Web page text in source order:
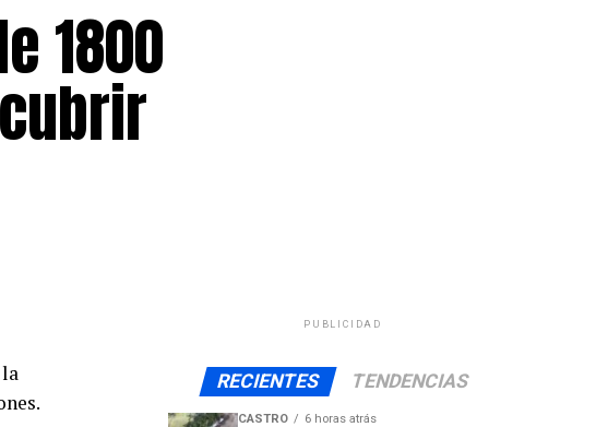
1800
PUBLICIDAD
RECIENTES TENDENCIAS
CASTRO 6 horas atrás